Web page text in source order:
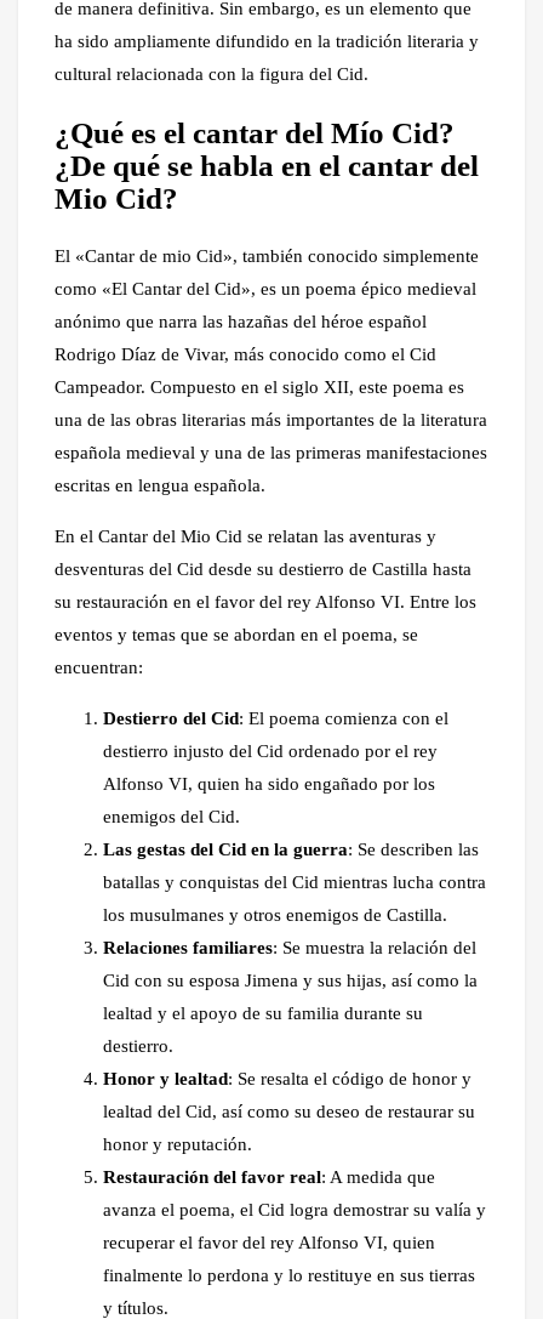
de manera definitiva. Sin embargo, es un elemento que
ha sido ampliamente difundido en la tradición literaria y
cultural relacionada con la figura del Cid.
¿Qué es el cantar del Mío Cid?
¿De qué se habla en el cantar del
Mio Cid?
El «Cantar de mio Cid», también conocido simplemente
como «El Cantar del Cid», es un poema épico medieval
anónimo que narra las hazañas del héroe español
Rodrigo Díaz de Vivar, más conocido como el Cid
Campeador. Compuesto en el siglo XII, este poema es
una de las obras literarias más importantes de la literatura
española medieval y una de las primeras manifestaciones
escritas en lengua española.
En el Cantar del Mio Cid se relatan las aventuras y
desventuras del Cid desde su destierro de Castilla hasta
su restauración en el favor del rey Alfonso VI. Entre los
eventos y temas que se abordan en el poema, se
encuentran:
Destierro del Cid: El poema comienza con el
destierro injusto del Cid ordenado por el rey
Alfonso VI, quien ha sido engañado por los
enemigos del Cid.
Las gestas del Cid en la guerra: Se describen las
batallas y conquistas del Cid mientras lucha contra
los musulmanes y otros enemigos de Castilla.
Relaciones familiares: Se muestra la relación del
Cid con su esposa Jimena y sus hijas, así como la
lealtad y el apoyo de su familia durante su
destierro.
Honor y lealtad: Se resalta el código de honor y
lealtad del Cid, así como su deseo de restaurar su
honor y reputación.
Restauración del favor real: A medida que
avanza el poema, el Cid logra demostrar su valía y
recuperar el favor del rey Alfonso VI, quien
finalmente lo perdona y lo restituye en sus tierras
y títulos.